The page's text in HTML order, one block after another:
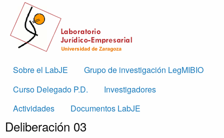
Skip to main content
Main
Sobre el LabJE
Grupo de investigación LegMIBIO
Curso Delegado P.D.
Investigadores
Actividades
Documentos LabJE
Deliberación 03